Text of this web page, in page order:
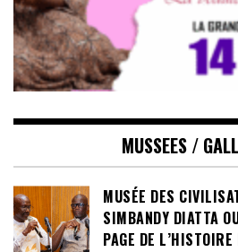
MUSSEES /
MUSÉE DES
SIMBANDY DIATTA
PAGE DE L’HISTOIRE